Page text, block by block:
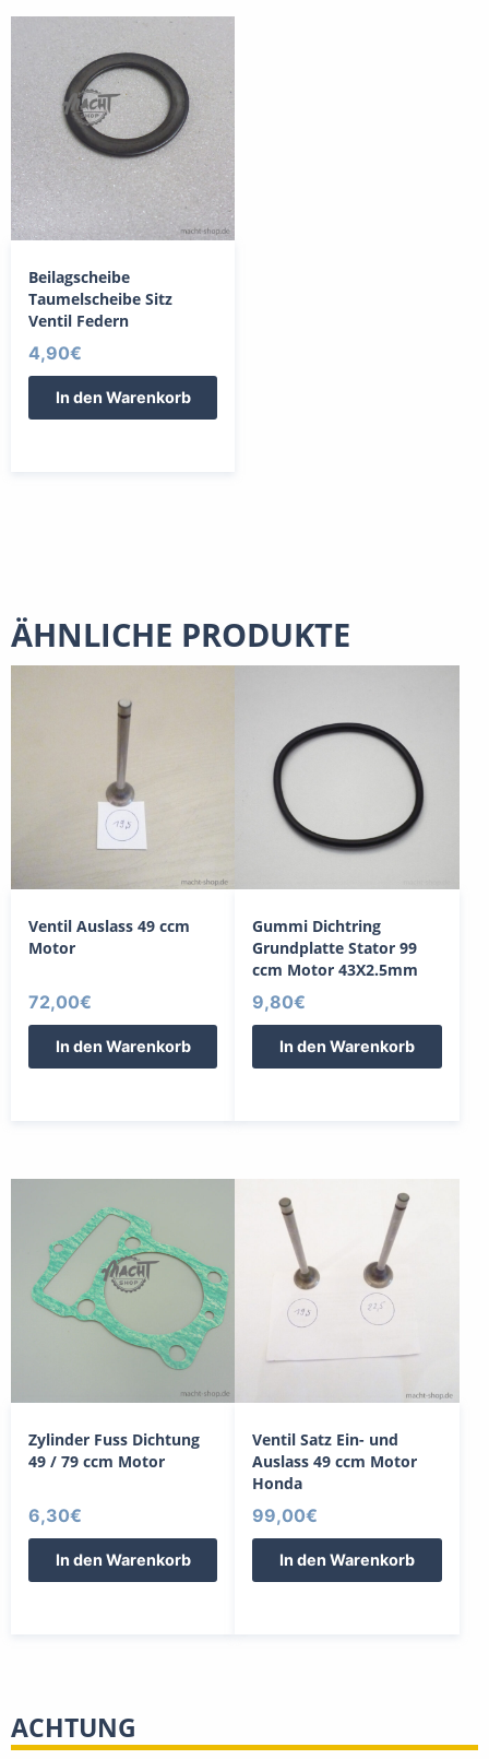
Beilagscheibe
Taumelscheibe Sitz
Ventil Federn
4,90€
In den Warenkorb
ÄHNLICHE PRODUKTE
Ventil Auslass 49 ccm
Motor
72,00€
In den Warenkorb
Gummi Dichtring
Grundplatte Stator 99
ccm Motor 43X2.5mm
9,80€
In den Warenkorb
Zylinder Fuss Dichtung
49 / 79 ccm Motor
6,30€
In den Warenkorb
Ventil Satz Ein- und
Auslass 49 ccm Motor
Honda
99,00€
In den Warenkorb
ACHTUNG